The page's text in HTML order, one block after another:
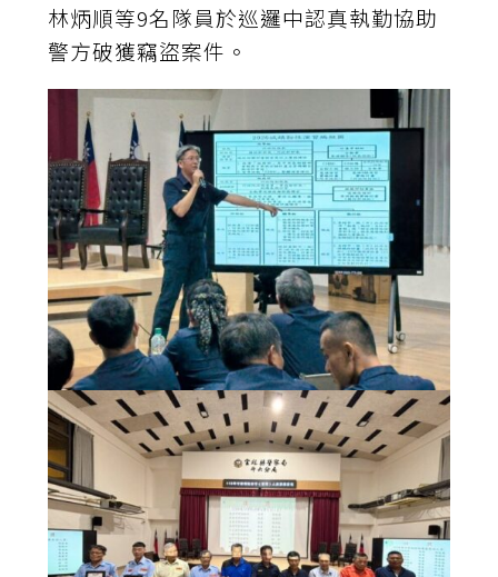
林炳順等9名隊員於巡邏中認真執勤協助
警方破獲竊盜案件。